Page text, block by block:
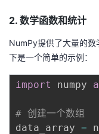
2. 数学函数和统计
NumPy提供了大量的数
下是一个简单的示例：
import numpy
# 创建一个数组
data_array =